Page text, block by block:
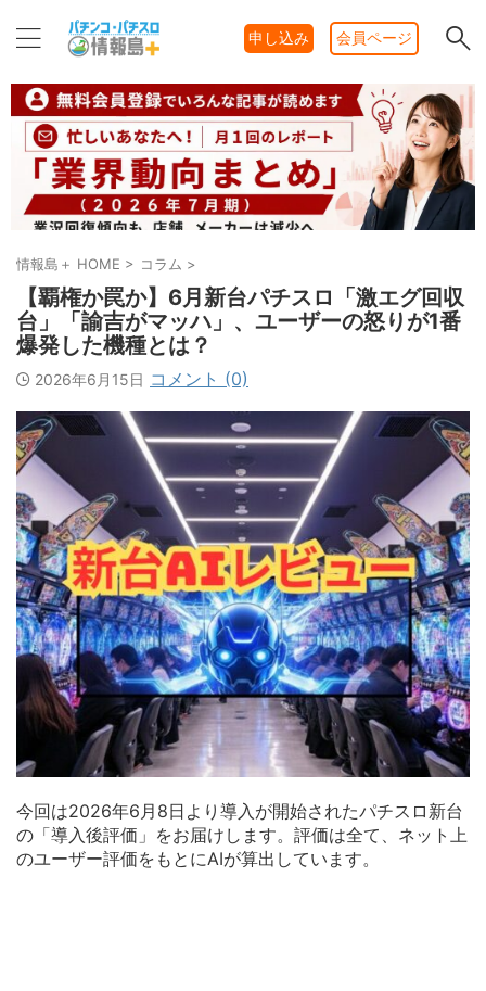
申し込み 会員ページ
情報島＋ HOME > コラム >
【覇権か罠か】6月新台パチスロ「激エグ回収
台」「諭吉がマッハ」、ユーザーの怒りが1番
爆発した機種とは？
2026年6月15日 コメント (0)
今回は2026年6月8日より導入が開始されたパチスロ新台
の「導入後評価」をお届けします。評価は全て、ネット上
のユーザー評価をもとにAIが算出しています。